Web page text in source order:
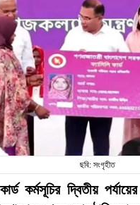
ছবি: সংগৃহীত
কর্মসূচির দ্বিতীয়